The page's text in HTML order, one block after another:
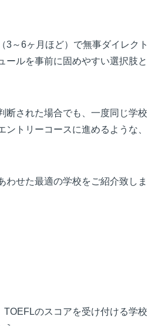
3～6ヶ月ほど）で無事ダイレクト
ールを事前に固めやすい選択肢と
断された場合でも、一度同じ学校
トリーコースに進めるような、
せた最適の学校をご紹介致しま
のスコアを受け付ける学校